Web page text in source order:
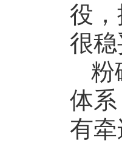
役
很稳
粉
体
有